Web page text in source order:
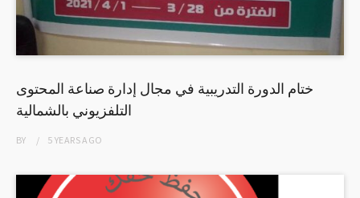
ختام الدورة التدريبية في مجال إدارة صناعة المحتوى
التلفزيوني بالشمالية
BY 5 YEARSAGO